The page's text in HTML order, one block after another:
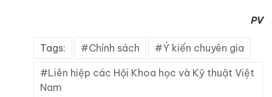
PV
Tags: Chính sách Ý kiến chuyên gia
Liên hiệp các Hội Khoa học và Kỹ thuật Việt
Nam